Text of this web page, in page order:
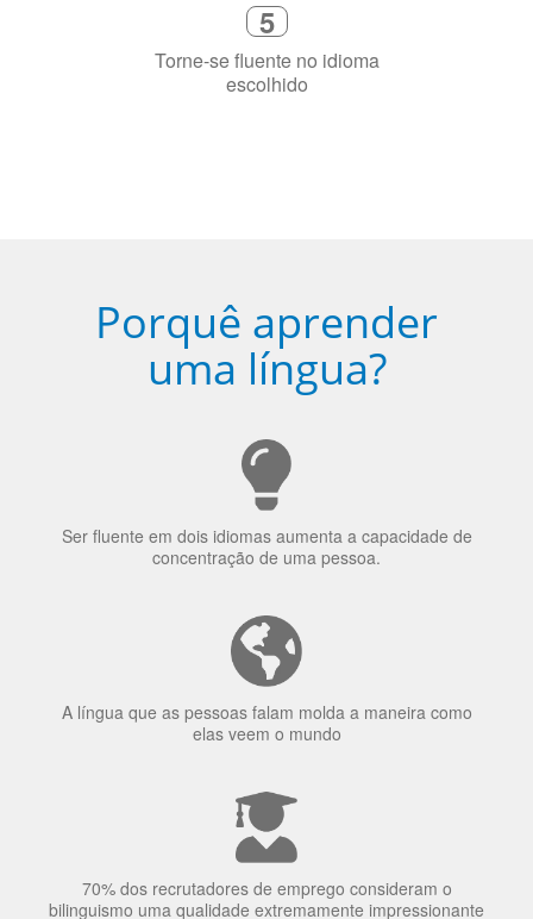
5
Torne-se fluente no idioma
escolhido
Porquê aprender
uma língua?
Ser fluente em dois idiomas aumenta a capacidade de
concentração de uma pessoa.
A língua que as pessoas falam molda a maneira como
elas veem o mundo
70% dos recrutadores de emprego consideram o
bilinguismo uma qualidade extremamente impressionante